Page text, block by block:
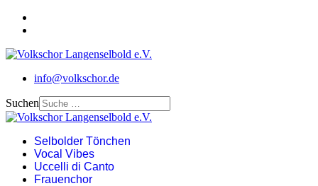
info@volkschor.de
Suchen
Selbolder Tönchen
Vocal Vibes
Uccelli di Canto
Frauenchor